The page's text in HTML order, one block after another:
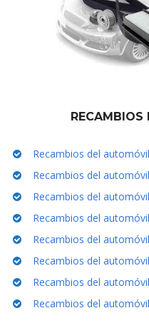
Recambios del
Recambios del
Recambios del
Recambios del
Recambios del
Recambios del
Recambios del
Recambios del